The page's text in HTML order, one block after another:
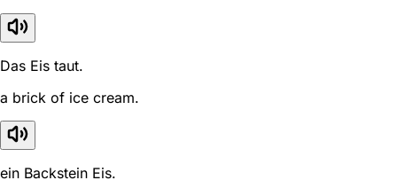
Das Eis taut.
a brick of ice cream.
ein Backstein Eis.